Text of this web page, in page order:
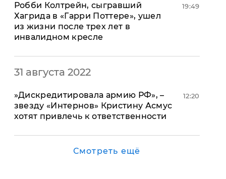
Армия Украины
Пресс-релизы
Пресс-релизы
Авторское
Мнение
Робби Колтрейн, сыгравший
Хагрида в «Гарри Поттере», ушел
из жизни после трех лет в
инвалидном кресле
19:49
31 августа 2022
​»Дискредитировала армию РФ», –
звезду «Интернов» Кристину Асмус
хотят привлечь к ответственности
12:20
Смотреть ещё